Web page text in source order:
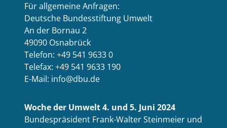
Für allgemeine Anfragen:
Deutsche Bundesstiftung Umwelt
An der Bornau 2
49090 Osnabrück
Telefon: +49 541 9633 0
Telefax: +49 541 9633 190
E-Mail: info@dbu.de
Woche der Umwelt 4. und 5. Juni 2024
Bundespräsident Frank-Walter Steinmeier und